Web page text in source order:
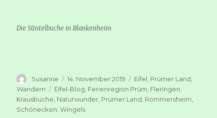
Die Süntelbuche in Blankenheim
Autor
Susanne
Veröffentlicht
am
14. November 2019 Kategorien
Eifel Prümer Land
Wandern
Schlagwörter
Eifel-Blog Ferienregion Prüm Fleringen
Krausbuche Naturwunder Prümer Land Rommersheim
Schönecken ,Wingels